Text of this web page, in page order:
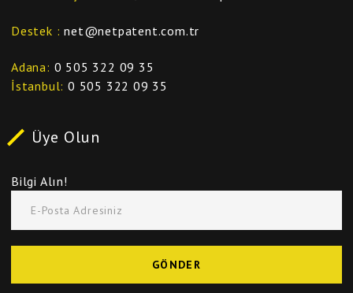
Destek net@netpatent.com.tr
Adana 0 505 322 09 35
İstanbul 0 505 322 09 35
Üye Olun
Bilgi Alın!
E-Posta Adresiniz
GÖNDER